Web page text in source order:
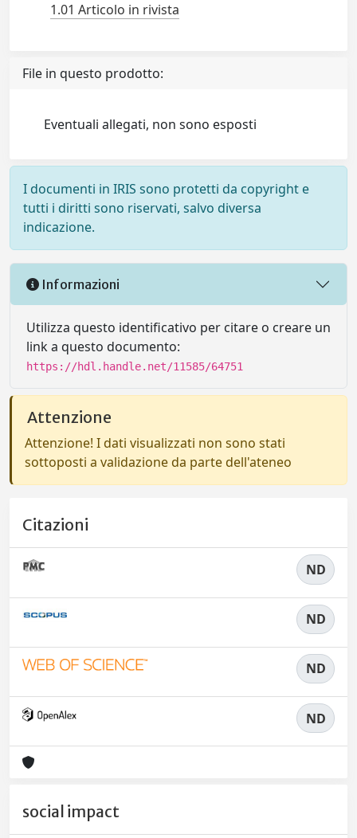
1.01 Articolo in rivista
File in questo prodotto:
Eventuali allegati, non sono esposti
I documenti in IRIS sono protetti da copyright e
tutti i diritti sono riservati, salvo diversa
indicazione.
Informazioni
Utilizza questo identificativo per citare o creare un
link a questo documento:
https://hdl.handle.net/11585/64751
Attenzione
Attenzione! I dati visualizzati non sono stati
sottoposti a validazione da parte dell'ateneo
Citazioni
ND
ND
ND
ND
social impact